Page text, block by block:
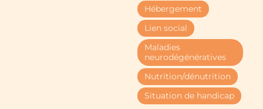
Hébergement
Lien social
Maladies
neurodégénératives
Nutrition/dénutrition
Situation de handicap